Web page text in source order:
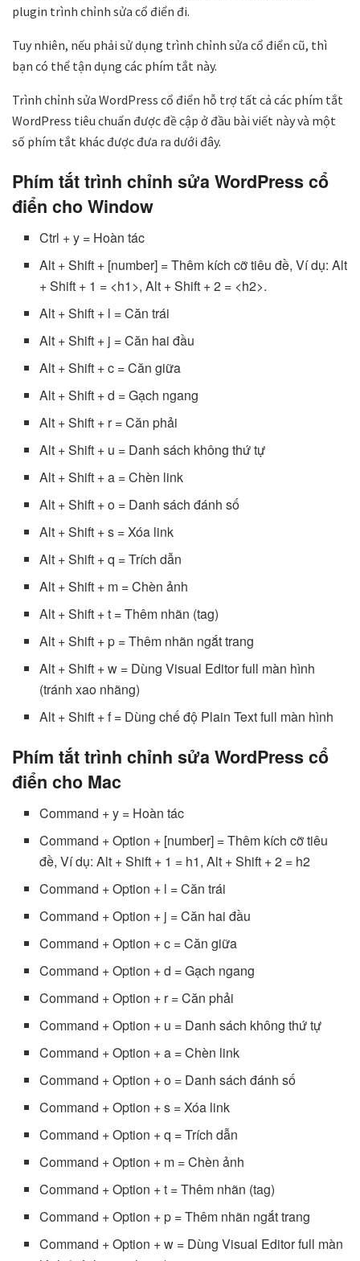
plugin trình chỉnh sửa cổ điển đi.
Tuy nhiên, nếu phải sử dụng trình chỉnh sửa cổ điển cũ, thì
bạn có thể tận dụng các phím tắt này.
Trình chỉnh sửa WordPress cổ điển hỗ trợ tất cả các phím tắt
WordPress tiêu chuẩn được đề cập ở đầu bài viết này và một
số phím tắt khác được đưa ra dưới đây.
Phím tắt trình chỉnh sửa WordPress cổ
điển cho Window
Ctrl + y = Hoàn tác
Alt + Shift + [number] = Thêm kích cỡ tiêu đề, Ví dụ: Alt
+ Shift + 1 = <h1>, Alt + Shift + 2 = <h2>.
Alt + Shift + l = Căn trái
Alt + Shift + j = Căn hai đầu
Alt + Shift + c = Căn giữa
Alt + Shift + d = Gạch ngang
Alt + Shift + r = Căn phải
Alt + Shift + u = Danh sách không thứ tự
Alt + Shift + a = Chèn link
Alt + Shift + o = Danh sách đánh số
Alt + Shift + s = Xóa link
Alt + Shift + q = Trích dẫn
Alt + Shift + m = Chèn ảnh
Alt + Shift + t = Thêm nhãn (tag)
Alt + Shift + p = Thêm nhãn ngắt trang
Alt + Shift + w = Dùng Visual Editor full màn hình
(tránh xao nhãng)
Alt + Shift + f = Dùng chế độ Plain Text full màn hình
Phím tắt trình chỉnh sửa WordPress cổ
điển cho Mac
Command + y = Hoàn tác
Command + Option + [number] = Thêm kích cỡ tiêu
đề, Ví dụ: Alt + Shift + 1 = h1, Alt + Shift + 2 = h2
Command + Option + l = Căn trái
Command + Option + j = Căn hai đầu
Command + Option + c = Căn giữa
Command + Option + d = Gạch ngang
Command + Option + r = Căn phải
Command + Option + u = Danh sách không thứ tự
Command + Option + a = Chèn link
Command + Option + o = Danh sách đánh số
Command + Option + s = Xóa link
Command + Option + q = Trích dẫn
Command + Option + m = Chèn ảnh
Command + Option + t = Thêm nhãn (tag)
Command + Option + p = Thêm nhãn ngắt trang
Command + Option + w = Dùng Visual Editor full màn